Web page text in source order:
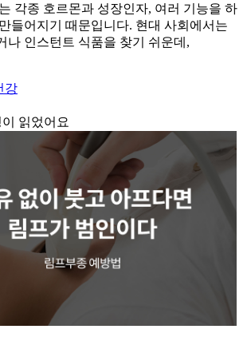
각종 호르몬과 성장인자, 여러 기능을 하
들어지기 때문입니다. 현대 사회에서는
나 인스턴트 식품을 찾기 쉬운데,
강
이 읽었어요